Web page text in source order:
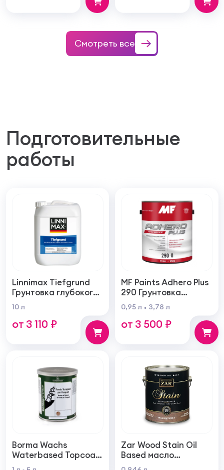
Смотреть все
Подготовительные
работы
Linnimax Tiefgrund
Грунтовка глубокого
проникновения для
внутренних и
наружных работ
10 л
от 3 110 ₽
MF Paints Adhero Plus
290 Грунтовка
высшего качества из
100% акрилового
латекса для
0,95 л 3,78 л
от 3 500 ₽
Borma Wachs
Waterbased Topcoat
Varnish For Parquet
Zar Wood Stain Oil
Based масло
тонирующая по